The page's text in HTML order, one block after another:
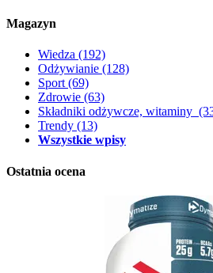
Magazyn
Wiedza (192)
Odżywianie (128)
Sport(69)
Zdrowie (63)
Składniki odżywcze, witaminy
Trendy (13)
Wszystkie wpisy
Ostatnia ocena